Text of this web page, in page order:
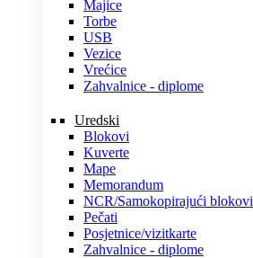
Majice
Torbe
USB
Vezice
Vrećice
Zahvalnice - diplome
Uredski
Blokovi
Kuverte
Mape
Memorandum
NCR/Samokopirajući blokovi
Pečati
Posjetnice/vizitkarte
Zahvalnice - diplome